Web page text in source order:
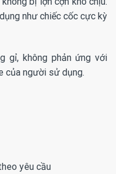
như chiếc cốc cực kỳ
gỉ, không phản ứng với
của người sử dụng.
yêu cầu